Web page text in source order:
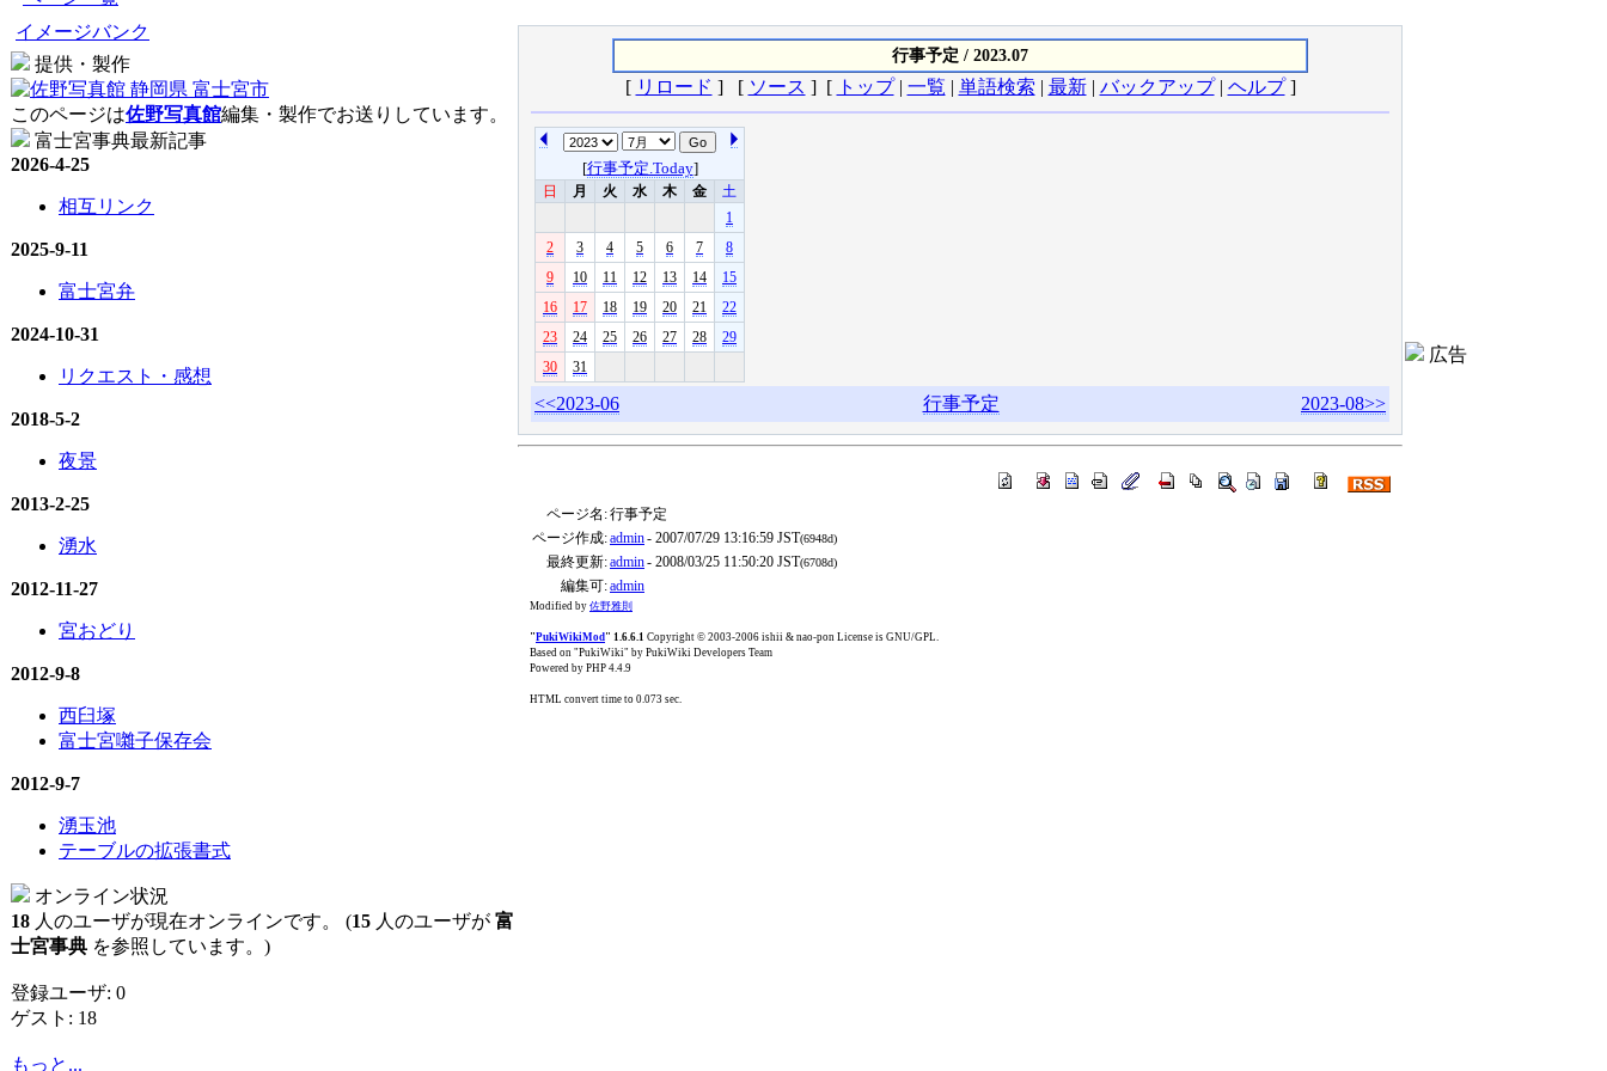
イメージバンク
提供・製作
このページは佐野写真館編集・製作でお送りしています。
富士宮事典最新記事
2026-4-25
相互リンク
2025-9-11
富士宮弁
2024-10-31
リクエスト・感想
2018-5-2
夜景
2013-2-25
湧水
2012-11-27
宮おどり
2012-9-8
西臼塚
富士宮囃子保存会
2012-9-7
湧玉池
テーブルの拡張書式
オンライン状況
18 人のユーザが現在オンラインです。 (15 人のユーザが 富
士宮事典 を参照しています。)
登録ユーザ: 0
ゲスト: 18
もっと...
行事予定 / 2023.07
[ リロード ] [ ソース ] [ トップ| 一覧 | 単語検索 | 最新| バックアップ| ヘルプ]
[行事予定.Today]
日 月 火 水 木 金
土
1
2
3 4 5 6 7
8
9
10 11 12 13 14
15
16
17 18 19 20 21
22
23
24 25 26 27 28
29
30
31
<<2023-06 行事予定 2023-08>>
ページ名:行事予定
ページ作成:admin- 2007/07/29 13:16:59 JST(6948d)
最終更新:admin- 2008/03/25 11:50:20 JST(6708d)
編集可:admin
Modified by 佐野雅則
"PukiWikiMod" 1.6.6.1 Copyright © 2003-2006 ishii & nao-pon License is GNU/GPL.
Based on "PukiWiki" by PukiWiki Developers Team
Powered by PHP 4.4.9
HTML convert time to 0.073 sec.
広告